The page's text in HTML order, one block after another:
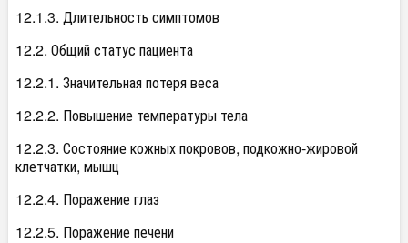
12.1.3. Длительность симптомов
12.2. Общий статус пациента
12.2.1. Значительная потеря веса
12.2.2. Повышение температуры тела
12.2.3. Состояние кожных покровов, подкожно-жировой
клетчатки, мышц
12.2.4. Поражение глаз
12.2.5. Поражение печени